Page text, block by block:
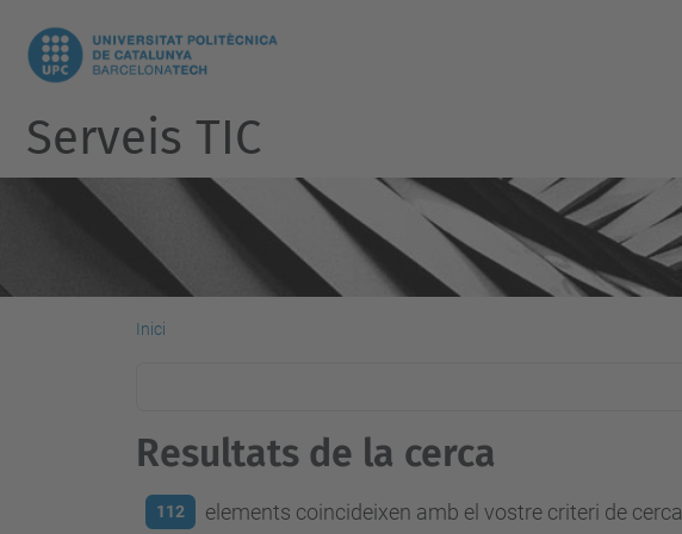
Serveis TIC
Inici
Resultats de la cerca
112 elements coincideixen amb el vostre criteri de cerca